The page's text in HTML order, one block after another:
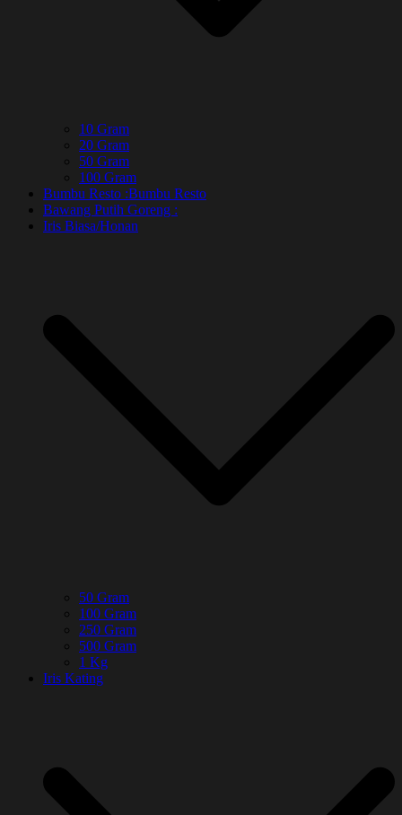
10 Gram
20 Gram
50 Gram
100 Gram
Bumbu Resto :Bumbu Resto
Bawang Putih Goreng :
Iris Biasa/Honan
50 Gram
100 Gram
250 Gram
500 Gram
1 Kg
Iris Kating